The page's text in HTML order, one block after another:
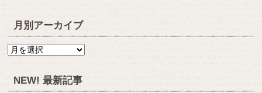
月別アーカイブ
月
ーNEW! 最新記事